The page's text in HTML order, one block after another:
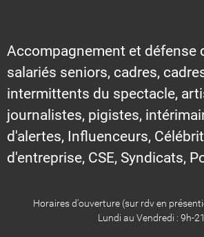
Accompagnement et défense
salariés seniors, cadres,
intermittents du spectacle,
journalistes, pigistes,
d'alertes, Influenceurs,
d'entreprise, CSE, Syndicats,
Horaires d'ouverture (sur rdv en
Lundi au Vendredi : 9h-